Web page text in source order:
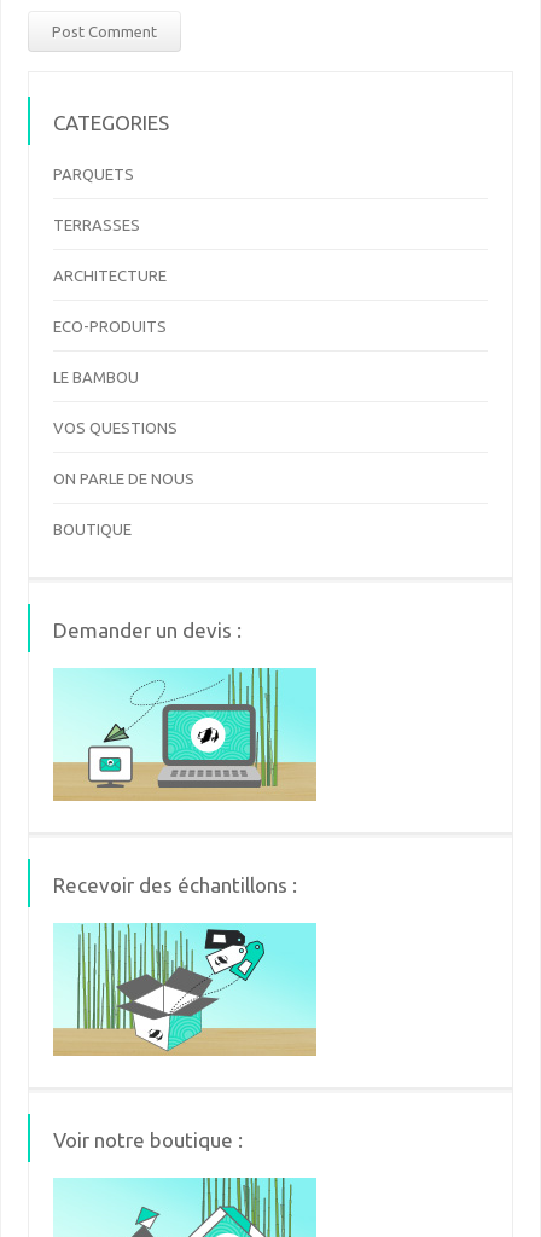
CATEGORIES
PARQUETS
TERRASSES
ARCHITECTURE
ECO-PRODUITS
LE BAMBOU
VOS QUESTIONS
ON PARLE DE NOUS
BOUTIQUE
Demander un devis :
Recevoir des échantillons :
Voir notre boutique :